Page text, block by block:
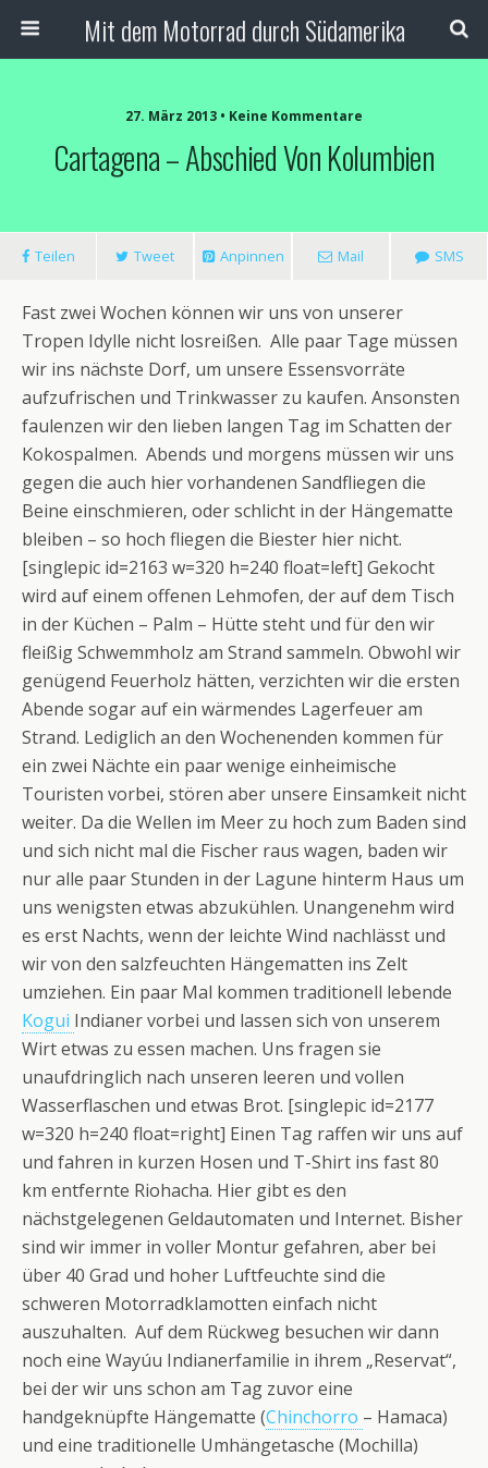
Mit dem Motorrad durch Südamerika
27. März 2013 • Keine Kommentare
Cartagena – Abschied Von Kolumbien
Teilen Tweet Anpinnen Mail SMS
Fast zwei Wochen können wir uns von unserer
Tropen Idylle nicht losreißen. Alle paar Tage müssen
wir ins nächste Dorf, um unsere Essensvorräte
aufzufrischen und Trinkwasser zu kaufen. Ansonsten
faulenzen wir den lieben langen Tag im Schatten der
Kokospalmen. Abends und morgens müssen wir uns
gegen die auch hier vorhandenen Sandfliegen die
Beine einschmieren, oder schlicht in der Hängematte
bleiben – so hoch fliegen die Biester hier nicht.
[singlepic id=2163 w=320 h=240 float=left] Gekocht
wird auf einem offenen Lehmofen, der auf dem Tisch
in der Küchen – Palm – Hütte steht und für den wir
fleißig Schwemmholz am Strand sammeln. Obwohl wir
genügend Feuerholz hätten, verzichten wir die ersten
Abende sogar auf ein wärmendes Lagerfeuer am
Strand. Lediglich an den Wochenenden kommen für
ein zwei Nächte ein paar wenige einheimische
Touristen vorbei, stören aber unsere Einsamkeit nicht
weiter. Da die Wellen im Meer zu hoch zum Baden sind
und sich nicht mal die Fischer raus wagen, baden wir
nur alle paar Stunden in der Lagune hinterm Haus um
uns wenigsten etwas abzukühlen. Unangenehm wird
es erst Nachts, wenn der leichte Wind nachlässt und
wir von den salzfeuchten Hängematten ins Zelt
umziehen. Ein paar Mal kommen traditionell lebende
Kogui Indianer vorbei und lassen sich von unserem
Wirt etwas zu essen machen. Uns fragen sie
unaufdringlich nach unseren leeren und vollen
Wasserflaschen und etwas Brot. [singlepic id=2177
w=320 h=240 float=right] Einen Tag raffen wir uns auf
und fahren in kurzen Hosen und T-Shirt ins fast 80
km entfernte Riohacha. Hier gibt es den
nächstgelegenen Geldautomaten und Internet. Bisher
sind wir immer in voller Montur gefahren, aber bei
über 40 Grad und hoher Luftfeuchte sind die
schweren Motorradklamotten einfach nicht
auszuhalten. Auf dem Rückweg besuchen wir dann
noch eine Wayúu Indianerfamilie in ihrem „Reservat“,
bei der wir uns schon am Tag zuvor eine
handgeknüpfte Hängematte (Chinchorro – Hamaca)
und eine traditionelle Umhängetasche (Mochilla)